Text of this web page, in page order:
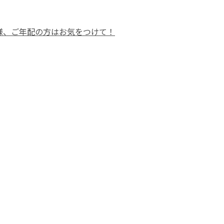
ご年配の方はお気をつけて！